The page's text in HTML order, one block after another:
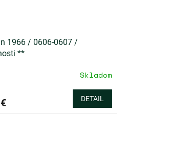
1966 / 0606-0607 /
**
Skladom
DETAIL